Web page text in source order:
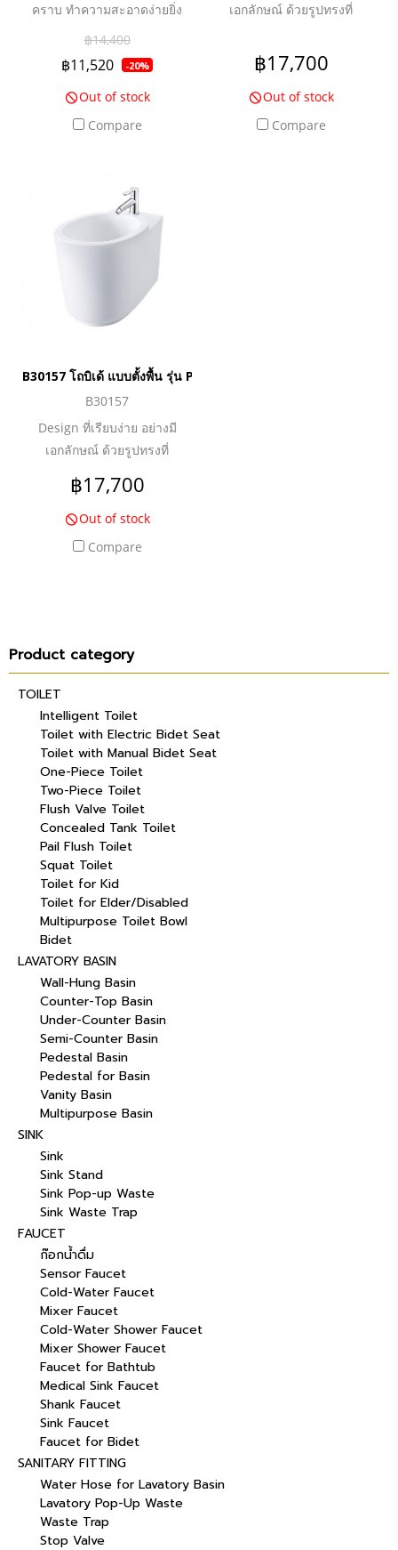
คราบ ทำความสะอาดง่ายยิ่ง
กว่า ดีไซน์ Skirt ด้านข้าง เพื่อ
ความสวยงามปกปิดท่อน้ำทิ้ง
ง่ายต่อการทำความสะอาด
พร้อม Overflow ป้องกันน้ำล้น
และฝาครอบ
฿14,400
฿11,520 -20%
Out of stock
Compare
เอกลักษณ์ ด้วยรูปทรงที่
Bowl ซึ่งเป็นที่นิยมในแถบตะวัน
ตก ผสมผสานกับกลิ่นไอแห่ง
ตะวันออก และเพื่อเพิ่มความ
สะดวกสบายให้กับผู้ใช้งาน จึง
฿17,700
Out of stock
Compare
B30157 โถบิเด้ แบบตั้งพื้น รุ่น PATCHWORK_ยกเลิกการผลิต
B30157
Design ที่เรียบง่าย อย่างมี
เอกลักษณ์ ด้วยรูปทรงที่
Bowl ซึ่งเป็นที่นิยมในแถบตะวัน
ตก ผสมผสานกับกลิ่นไอแห่ง
ตะวันออก และเพื่อเพิ่มความ
งาน Designแบบ
“Sophisticated Simplicity” อีก
ทั้ง เทคโนโลยี Rimless ช่วย
เพิ่มประสิทธิภาพในการชำระ
ล้างได้อย่างทรงประสิทธิภาพ
฿17,700
Out of stock
Compare
Product category
TOILET
Intelligent Toilet
Toilet with Electric Bidet Seat
Toilet with Manual Bidet Seat
One-Piece Toilet
Two-Piece Toilet
Flush Valve Toilet
Concealed Tank Toilet
Pail Flush Toilet
Squat Toilet
Toilet for Kid
Toilet for Elder/Disabled
Multipurpose Toilet Bowl
Bidet
LAVATORY BASIN
Wall-Hung Basin
Counter-Top Basin
Under-Counter Basin
Semi-Counter Basin
Pedestal Basin
Pedestal for Basin
Vanity Basin
Multipurpose Basin
SINK
Sink
Sink Stand
Sink Pop-up Waste
Sink Waste Trap
FAUCET
ก๊อกน้ำดื่ม
Sensor Faucet
Cold-Water Faucet
Mixer Faucet
Cold-Water Shower Faucet
Mixer Shower Faucet
Faucet for Bathtub
Medical Sink Faucet
Shank Faucet
Sink Faucet
Faucet for Bidet
SANITARY FITTING
Water Hose for Lavatory Basin
Lavatory Pop-Up Waste
Waste Trap
Stop Valve